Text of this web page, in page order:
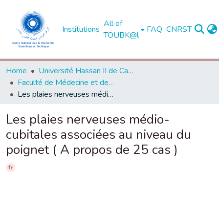
Institutions
All of
TOUBK@l
FAQ CNRST
Home
Université Hassan II de Casablanca
Faculté de Médecine et de Pharmacie - Casablanca
Les plaies nerveuses médio-cubitales associées au niveau du poignet ( A propos de 25 cas )
Les plaies nerveuses médio-
cubitales associées au niveau du
poignet ( A propos de 25 cas )
fr